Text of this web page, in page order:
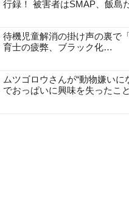
行録！ 被害者はSMAP、飯島
待機児童解消の掛け声の裏で
育士の疲弊、ブラック化…
ムツゴロウさんが“動物嫌い
でおっぱいに興味を失ったこ